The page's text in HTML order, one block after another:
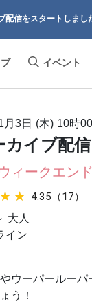
信をスタートしまし
イベント
3日 (木) 10時
カイブ配
ィークエン
4.35（17）
大人
イン
ウーパールー
う！